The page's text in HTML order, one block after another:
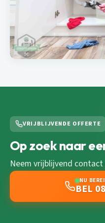
VRIJBLIJVENDE OFFERTE
Op zoek naar
Neem vrijblijvend
NU
BEL